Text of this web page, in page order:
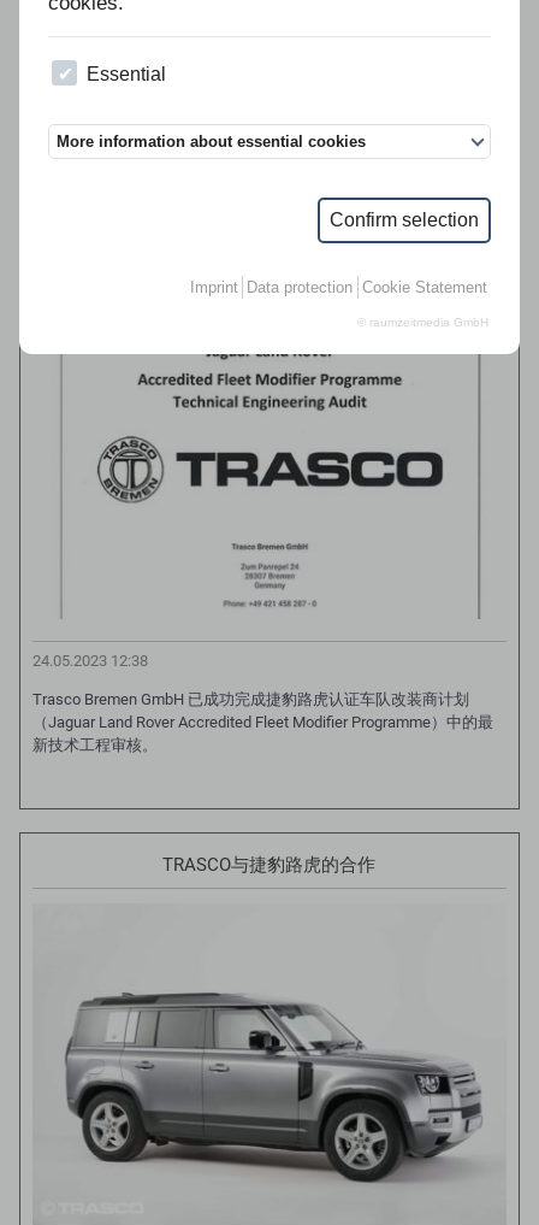
Essential
More information about essential cookies
Confirm selection
Imprint Data protection Cookie Statement
© raumzeitmedia GmbH
特拉斯克成功被VWN（大众商用车）再次认证为高级合作伙伴
24.05.2023 12:38
Trasco Bremen GmbH 已成功完成捷豹路虎认证车队改装商计划
（Jaguar Land Rover Accredited Fleet Modifier Programme）中的最
新技术工程审核。
TRASCO与捷豹路虎的合作